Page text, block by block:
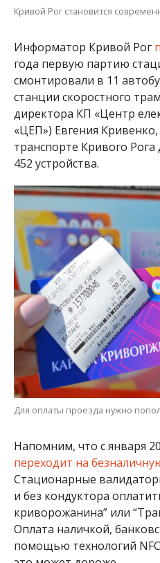
Кривой Рог становится
Информатор Кривой Рог
года первую партию
смонтировали в 11
станции скоростного
директора КП «Центр
«ЦЕП») Евгения
транспорте Кривого Рога
452 устройства.
Для оплаты проезда нужно
Напомним, что с января
переходит на
Стационарные
и без кондуктора
криворожанина” или
Оплата наличкой,
помощью технологий NFC